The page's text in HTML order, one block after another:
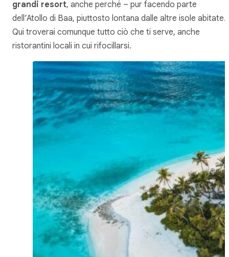
grandi resort, anche perché – pur facendo parte
dell’Atollo di Baa, piuttosto lontana dalle altre isole abitate.
Qui troverai comunque tutto ciò che ti serve, anche
ristorantini locali in cui rifocillarsi.